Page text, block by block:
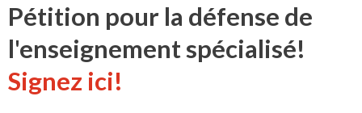
Pétition pour la défense de
l'enseignement spécialisé!
Signez ici!